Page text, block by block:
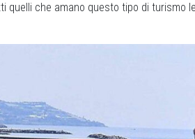
quelli che amano questo tipo di turismo